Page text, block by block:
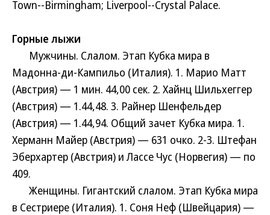
Town--Birmingham; Liverpool--Crystal Palace.
Горные лыжи
Мужчины. Слалом. Этап Кубка мира в
Мадонна-ди-Кампильо (Италия). 1. Марио Матт
(Австрия) — 1 мин. 44,00 сек. 2. Хайнц Шильхеггер
(Австрия) — 1.44,48. 3. Райнер Шенфельдер
(Австрия) — 1.44,94. Общий зачет Кубка мира. 1.
Херманн Майер (Австрия) — 631 очко. 2-3. Штефан
Эберхартер (Австрия) и Лассе Чус (Норвегия) — по
409.
Женщины. Гигантский слалом. Этап Кубка мира
в Сестриере (Италия). 1. Соня Неф (Швейцария) —